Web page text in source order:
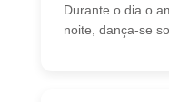
Durante o dia o
noite, dança-se